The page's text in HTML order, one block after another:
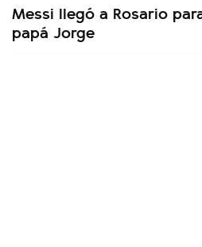
Messi llegó a Rosario
papá Jorge